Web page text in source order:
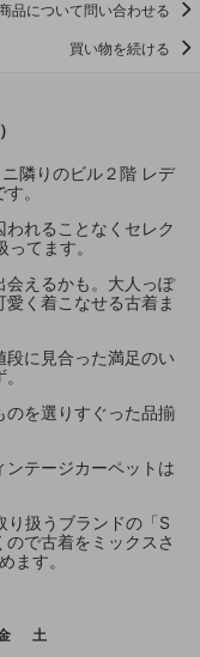
品について問い合わせる
買い物を続ける
隣りのビル２階 レデ
。
れることなくセレク
てます。
会えるかも。大人っぽ
く着こなせる古着ま
に見合った満足のい
のを選りすぐった品揃
テージカーペットは
り扱うブランドの「S
で古着をミックスさ
ます。
土